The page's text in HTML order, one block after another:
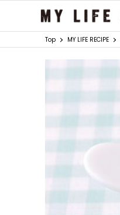
Top MY LIFE RECIPE